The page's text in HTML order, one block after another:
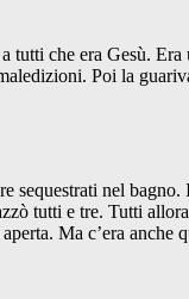
che era Gesù.
Poi la
sequestrati nel
tutti e tre. Tutti
Ma c’era anche